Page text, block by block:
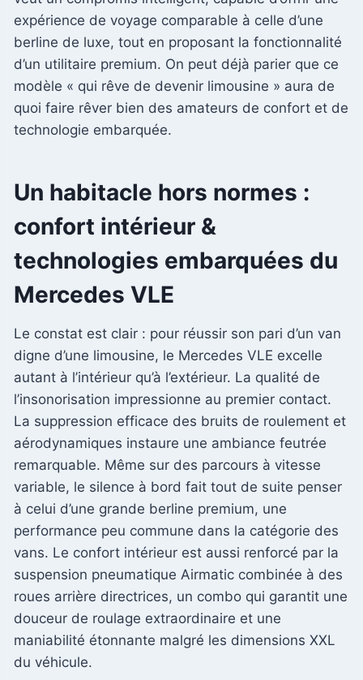
expérience de voyage comparable à celle d’une
berline de luxe, tout en proposant la fonctionnalité
d’un utilitaire premium. On peut déjà parier que ce
modèle « qui rêve de devenir limousine » aura de
quoi faire rêver bien des amateurs de confort et de
technologie embarquée.
Un habitacle hors normes :
confort intérieur &
technologies embarquées du
Mercedes VLE
Le constat est clair : pour réussir son pari d’un van
digne d’une limousine, le Mercedes VLE excelle
autant à l’intérieur qu’à l’extérieur. La qualité de
l’insonorisation impressionne au premier contact.
La suppression efficace des bruits de roulement et
aérodynamiques instaure une ambiance feutrée
remarquable. Même sur des parcours à vitesse
variable, le silence à bord fait tout de suite penser
à celui d’une grande berline premium, une
performance peu commune dans la catégorie des
vans. Le confort intérieur est aussi renforcé par la
suspension pneumatique Airmatic combinée à des
roues arrière directrices, un combo qui garantit une
douceur de roulage extraordinaire et une
maniabilité étonnante malgré les dimensions XXL
du véhicule.